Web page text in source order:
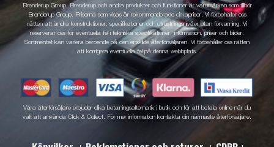
Brenderup Group. Brenderup och andra produkter och funktioner är varumärken som tillhör
Brenderup Group. Priserna som visas är rekommenderade cirkapriser. Vi förbehåller oss
rätten att ändra konstruktioner, specifikationer och utrustningsnivåer utan förvarning. Vi
reserverar oss för eventuella fel i tekniska specifikationer, information, priser och bilder.
Sortimentet kan variera beroende på den enskilde återförsäljaren. Vi förbehåller oss rätten
att korrigera eventuella fel på denna webbplats.
Våra återförsäljare erbjuder olika betalningsalternativ i butik och för att betala online när du
valt att använda Click & Collect. För mer information kontakta din närmaste återförsäljare.